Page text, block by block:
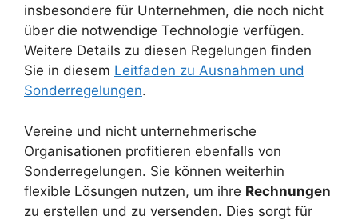
insbesondere für Unternehmen, die noch nicht
über die notwendige Technologie verfügen.
Weitere Details zu diesen Regelungen finden
Sie in diesem Leitfaden zu Ausnahmen und
Sonderregelungen.
Vereine und nicht unternehmerische
Organisationen profitieren ebenfalls von
Sonderregelungen. Sie können weiterhin
flexible Lösungen nutzen, um ihre Rechnungen
zu erstellen und zu versenden. Dies sorgt für